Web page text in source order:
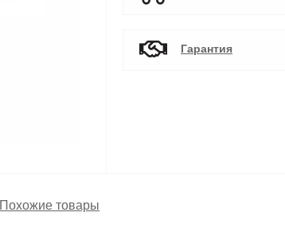
Гарантия
Похожие товары